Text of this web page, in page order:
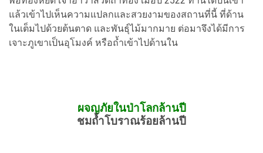
แล้วเข้าไปเห็นความแปลกและสวยงามของสถานที่นี้ ที่ด้าน
ในเต็มไปด้วยต้นตาด และพันธุ์ไม้มากมาย ต่อมาจึงได้มีการ
เจาะภูเขาเป็นอุโมงค์ หรือถ้ำเข้าไปด้านใน
ผจญภัยในป่าโลกล้านปี
ชมถ้ำโบราณร้อยล้านปี